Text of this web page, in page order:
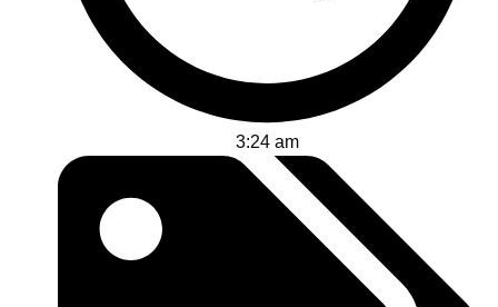
3:24 am